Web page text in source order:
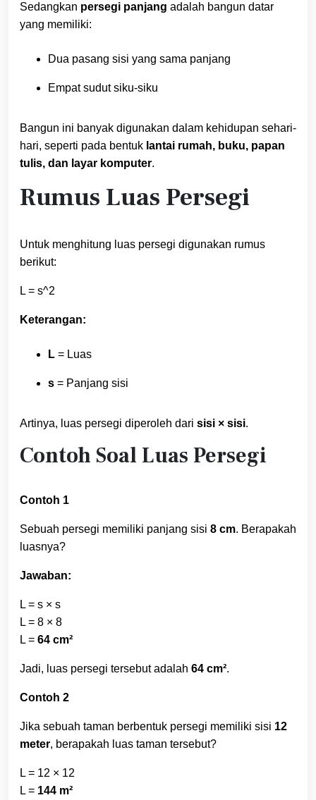
Sedangkan persegi panjang adalah bangun datar
yang memiliki:
Dua pasang sisi yang sama panjang
Empat sudut siku-siku
Bangun ini banyak digunakan dalam kehidupan sehari-
hari, seperti pada bentuk lantai rumah, buku, papan
tulis, dan layar komputer.
Rumus Luas Persegi
Untuk menghitung luas persegi digunakan rumus
berikut:
L = s^2
Keterangan:
L = Luas
s = Panjang sisi
Artinya, luas persegi diperoleh dari sisi × sisi.
Contoh Soal Luas Persegi
Contoh 1
Sebuah persegi memiliki panjang sisi 8 cm. Berapakah
luasnya?
Jawaban:
L = s × s
L = 8 × 8
L = 64 cm²
Jadi, luas persegi tersebut adalah 64 cm².
Contoh 2
Jika sebuah taman berbentuk persegi memiliki sisi 12
meter, berapakah luas taman tersebut?
L = 12 × 12
L = 144 m²